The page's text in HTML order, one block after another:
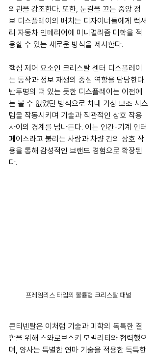
외관을 강조한다. 또한, 눈길을 끄는 중앙 정
보 디스플레이의 배치는 디자이너들에게 럭셔
리 자동차 인테리어에 미니멀리즘 미학을 적
용할 수 있는 새로운 방식을 제시한다.
핵심 제어 요소인 크리스탈 센터 디스플레이
는 동작과 정보 재생의 중심 역할을 담당한다.
반투명의 떠 있는 듯한 디스플레이는 이전에
는 볼 수 없었던 방식으로 차내 가상 보조 시스
템을 작동시키며 기술과 직관적인 상호 작용
사이의 경계를 넘나든다. 이는 인간-기계 인터
페이스라고 불리는 사람과 차량 간의 상호 작
용을 통해 감성적인 브랜드 경험으로 확장된
다.
프레임리스 타입의 볼륨형 크리스탈 패널
콘티넨탈은 이처럼 기술과 미학의 독특한 결
합을 위해 스와로브스키 모빌리티와 협력했으
며, 양사는 특별한 연마 기술을 적용한 독특한